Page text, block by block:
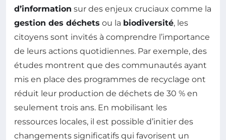
d’information sur des enjeux cruciaux comme la
gestion des déchets ou la biodiversité, les
citoyens sont invités à comprendre l’importance
de leurs actions quotidiennes. Par exemple, des
études montrent que des communautés ayant
mis en place des programmes de recyclage ont
réduit leur production de déchets de 30 % en
seulement trois ans. En mobilisant les
ressources locales, il est possible d’initier des
changements significatifs qui favorisent un